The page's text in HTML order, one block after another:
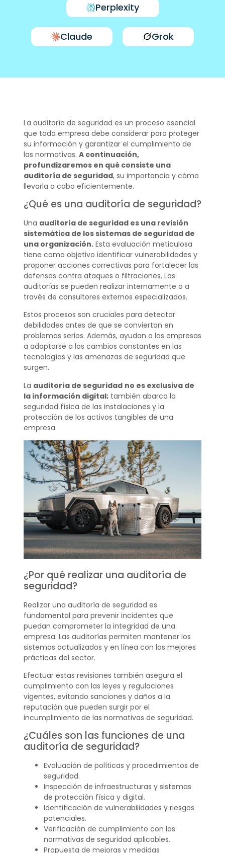
Perplexity
Claude Grok
La auditoría de seguridad es un proceso esencial
que toda empresa debe considerar para proteger
su información y garantizar el cumplimiento de
las normativas. A continuación,
profundizaremos en qué consiste una
auditoría de seguridad, su importancia y cómo
llevarla a cabo eficientemente.
¿Qué es una auditoría de seguridad?
Una auditoría de seguridad es una revisión
sistemática de los sistemas de seguridad de
una organización.Esta evaluación meticulosa
tiene como objetivo identificar vulnerabilidades y
proponer acciones correctivas para fortalecer las
defensas contra ataques o filtraciones. Las
auditorías se pueden realizar internamente o a
través de consultores externos especializados.
Estos procesos son cruciales para detectar
debilidades antes de que se conviertan en
problemas serios. Además, ayudan a las empresas
a adaptarse a los cambios constantes en las
tecnologías y las amenazas de seguridad que
surgen.
La auditoría de seguridad no es exclusiva de
la información digital;también abarca la
seguridad física de las instalaciones y la
protección de los activos tangibles de una
empresa.
¿Por qué realizar una auditoría de
seguridad?
Realizar una auditoría de seguridad es
fundamental para prevenir incidentes que
puedan comprometer la integridad de una
empresa. Las auditorías permiten mantener los
sistemas actualizados y en línea con las mejores
prácticas del sector.
Efectuar estas revisiones también asegura el
cumplimiento con las leyes y regulaciones
vigentes, evitando sanciones y daños a la
reputación que pueden surgir por el
incumplimiento de las normativas de seguridad.
¿Cuáles son las funciones de una
auditoría de seguridad?
Evaluación de políticas y procedimientos de
seguridad.
Inspección de infraestructuras y sistemas
de protección física y digital.
Identificación de vulnerabilidades y riesgos
potenciales.
Verificación de cumplimiento con las
normativas de seguridad aplicables.
Propuesta de mejoras y medidas